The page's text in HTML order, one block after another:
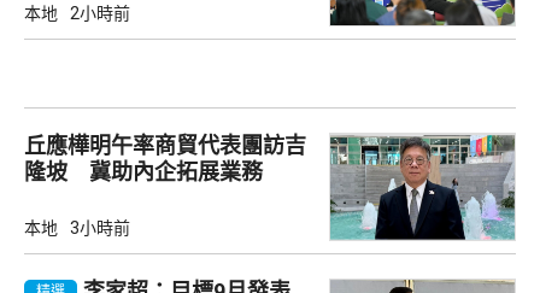
本地 2小時前
丘應樺明午率商貿代表團訪吉
隆坡 冀助內企拓展業務
本地 3小時前